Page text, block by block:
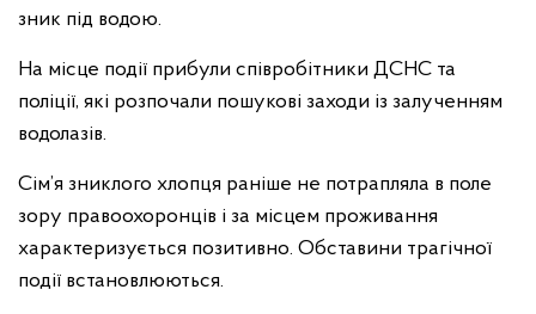
зник під водою.
На місце події прибули співробітники ДСНС та
поліції, які розпочали пошукові заходи із залученням
водолазів.
Сім’я зниклого хлопця раніше не потрапляла в поле
зору правоохоронців і за місцем проживання
характеризується позитивно. Обставини трагічної
події встановлюються.